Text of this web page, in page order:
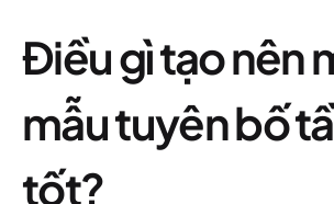
Điều gì tạo nên
mẫu tuyên bố
tốt?